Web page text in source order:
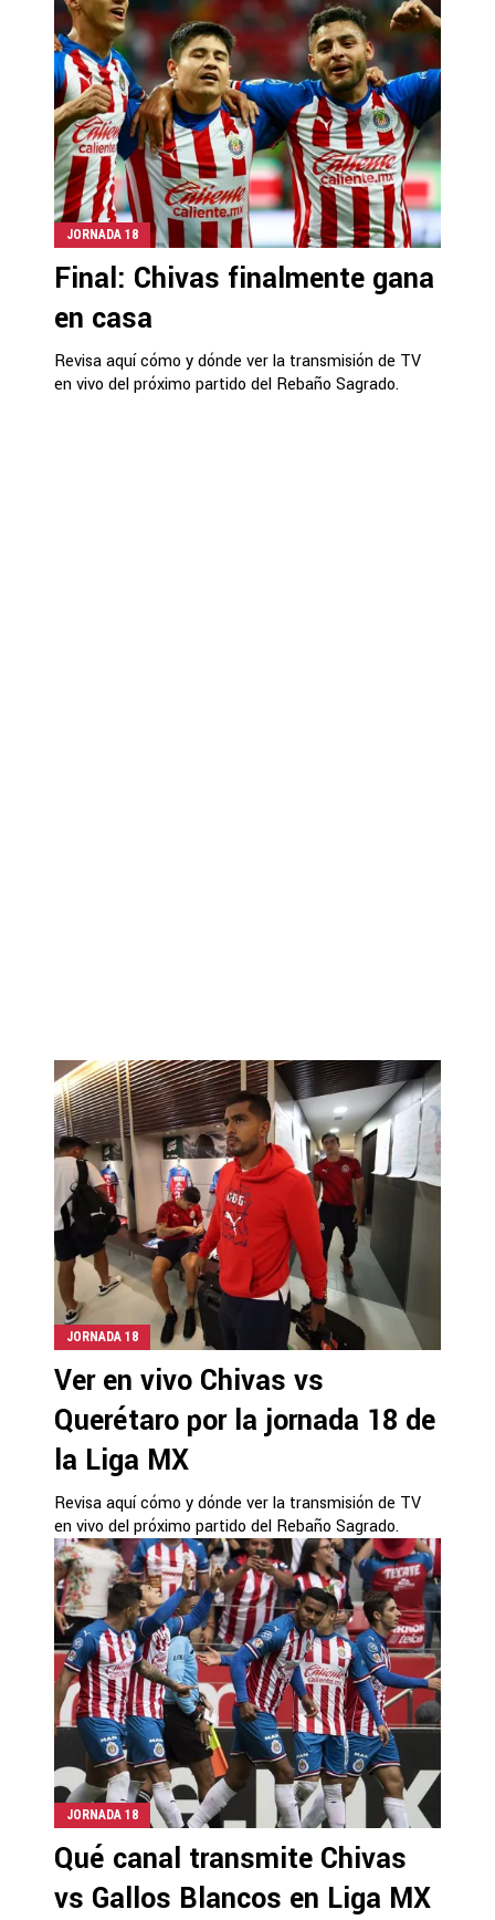
JORNADA 18
Final: Chivas finalmente gana
en casa
Revisa aquí cómo y dónde ver la transmisión de TV
en vivo del próximo partido del Rebaño Sagrado.
JORNADA 18
Ver en vivo Chivas vs
Querétaro por la jornada 18 de
la Liga MX
Revisa aquí cómo y dónde ver la transmisión de TV
en vivo del próximo partido del Rebaño Sagrado.
JORNADA 18
Qué canal transmite Chivas
vs Gallos Blancos en Liga MX